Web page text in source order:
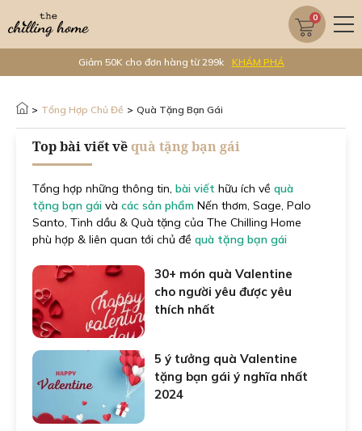
0
Giảm 50K cho đơn hàng từ 299k KHÁM PHÁ
> Tổng Hợp Chủ Đề > Quà Tặng Bạn Gái
Top bài viết vềquà tặng bạn gái
Tổng hợp những thông tin, bài viết hữu ích về quà
tặng bạn gái và các sản phẩm Nến thơm, Sage, Palo
Santo, Tinh dầu & Quà tặng của The Chilling Home
phù hợp & liên quan tới chủ đề quà tặng bạn gái
30+ món quà Valentine
cho người yêu được yêu
thích nhất
5 ý tưởng quà Valentine
tặng bạn gái ý nghĩa nhất
2024